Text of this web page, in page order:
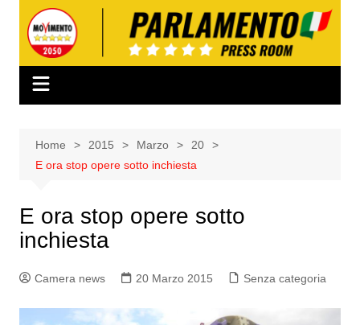
contenuto
Home 2015 Marzo
20
E ora stop opere sotto inchiesta
E ora stop opere sotto
inchiesta
Camera news 20 Marzo 2015 Senza categoria